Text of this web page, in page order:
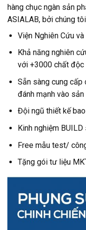
hàng chục ngàn sản
ASIALAB, bởi chúng
Viện Nghiên Cứu
Khả năng nghiên
với +3000 chất độc
Sẵn sàng cung cấp
đánh mạnh vào sản
Đội ngũ thiết kế
Kinh nghiệm
Free mẫu test/
Tặng gói tư liệu